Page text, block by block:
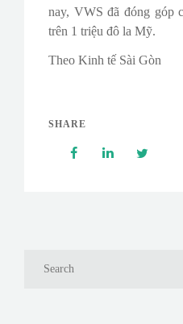
nay, VWS đã đóng góp
trên 1 triệu đô la Mỹ.
Theo Kinh tế Sài Gòn
SHARE